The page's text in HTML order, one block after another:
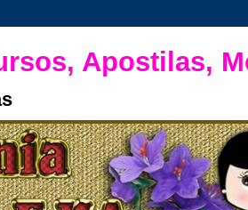
Apostilas,